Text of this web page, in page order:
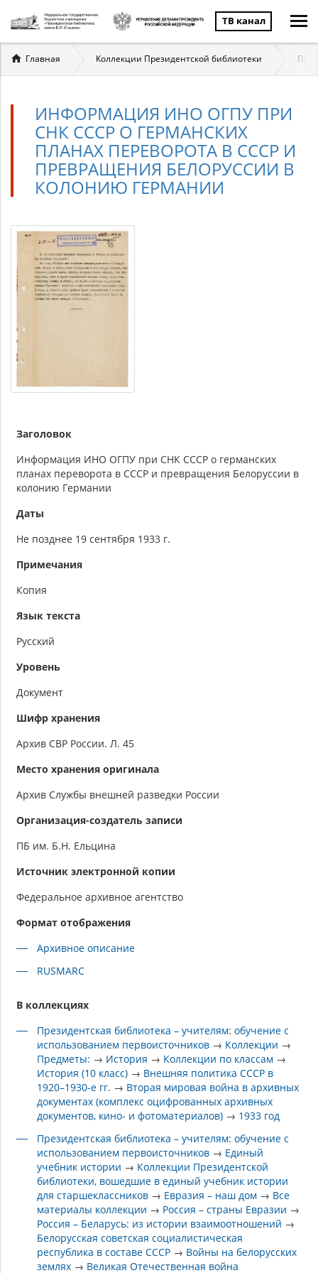
ТВ канал
Вы
здесь
Главная Коллекции Президентской библиотеки
ИНФОРМАЦИЯ ИНО ОГПУ ПРИ
СНК СССР О ГЕРМАНСКИХ
ПЛАНАХ ПЕРЕВОРОТА В СССР И
ПРЕВРАЩЕНИЯ БЕЛОРУССИИ В
КОЛОНИЮ ГЕРМАНИИ
Заголовок
Информация ИНО ОГПУ при СНК СССР о германских
планах переворота в СССР и превращения Белоруссии в
колонию Германии
Даты
Не позднее 19 сентября 1933 г.
Примечания
Копия
Язык текста
Русский
Уровень
Документ
Шифр хранения
Архив СВР России. Л. 45
Место хранения оригинала
Архив Службы внешней разведки России
Организация-создатель записи
ПБ им. Б.Н. Ельцина
Источник электронной копии
Федеральное архивное агентство
Формат отображения
Архивное описание
RUSMARC
В коллекциях
Президентская библиотека – учителям: обучение с
использованием первоисточников → Коллекции →
Предметы: → История → Коллекции по классам →
История (10 класс) → Внешняя политика СССР в
1920–1930-е гг. → Вторая мировая война в архивных
документах (комплекс оцифрованных архивных
документов, кино- и фотоматериалов) → 1933 год
Президентская библиотека – учителям: обучение с
использованием первоисточников → Единый
учебник истории → Коллекции Президентской
библиотеки, вошедшие в единый учебник истории
для старшеклассников → Евразия – наш дом → Все
материалы коллекции → Россия – страны Евразии →
Россия – Беларусь: из истории взаимоотношений →
Белорусская советская социалистическая
республика в составе СССР → Войны на белорусских
землях → Великая Отечественная война